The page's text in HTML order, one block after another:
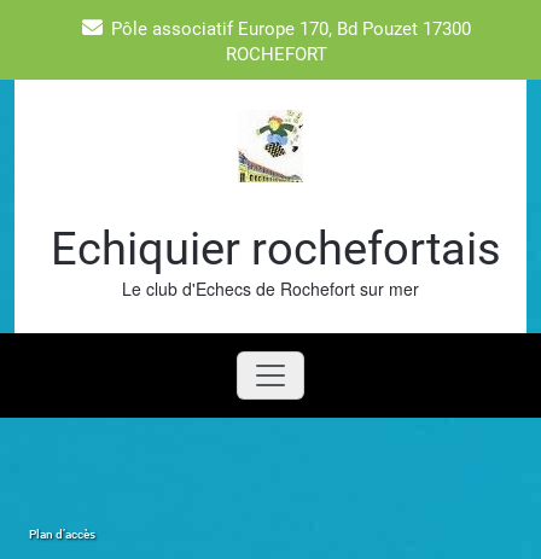
Pôle associatif Europe 170, Bd Pouzet 17300
ROCHEFORT
Echiquier rochefortais
Le club d'Echecs de Rochefort sur mer
Plan d’accès